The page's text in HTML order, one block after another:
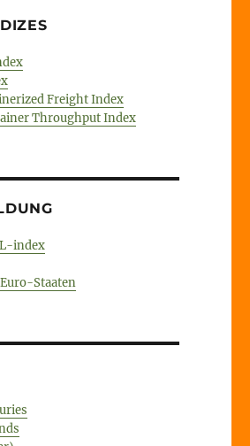
Freight Index
Throughput Index
index
Staaten